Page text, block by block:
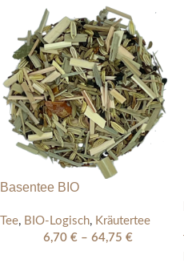
Basentee BIO
Tee, BIO-Logisch, Kräutertee
6,70 € – 64,75 €